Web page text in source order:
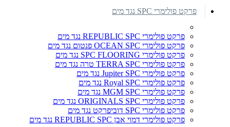
פרקט פולימרי SPC נגד מים
פרקט פולימרי REPUBLIC SPC נגד מים
פרקט פולימרי OCEAN SPC פנטום נגד מים
פרקט פולימרי SPC FLOORING נגד מים
פרקט פולימרי TERRA SPC טרה נגד מים
פרקט פולימרי Jupiter SPC נגד מים
פרקט פולימרי Royal SPC נגד מים
פרקט פולימרי MGM SPC נגד מים
פרקט פולימרי ORIGINALS SPC נגד מים
פרקט פולימרי SPC דוביפרקט נגד מים
פרקט פולימרי דמוי אבן REPUBLIC SPC נגד מים